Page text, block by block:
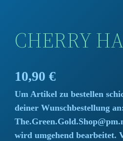
CHERRY
10,90€
Um Artikel zu bestellen
deiner Wunschbestellung
wird umgehend bearbeitet.